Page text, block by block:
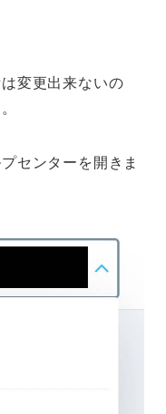
変更出来ないの
センターを開きま